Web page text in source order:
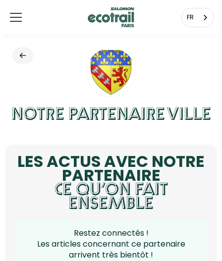
Panneau de gestion des cookies
FR
NOTRE PARTENAIREVILLE
LES ACTUS AVEC NOTRE
PARTENAIRE
CE QU’ON FAIT
ENSEMBLE
Restez connectés !
Les articles concernant ce partenaire
arrivent très bientôt !